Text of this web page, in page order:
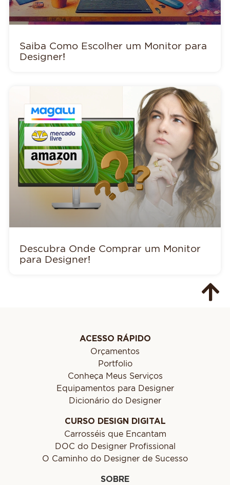
Saiba Como Escolher um Monitor para
Designer!
Descubra Onde Comprar um Monitor
para Designer!
ACESSO RÁPIDO
Orçamentos
Portfolio
Conheça Meus Serviços
Equipamentos para Designer
Dicionário do Designer
CURSO DESIGN DIGITAL
Carrosséis que Encantam
DOC do Designer Profissional
O Caminho do Designer de Sucesso
SOBRE